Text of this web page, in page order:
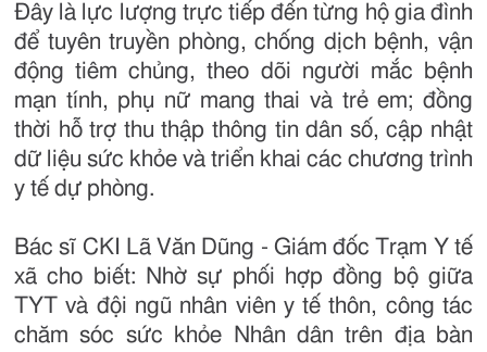
Đây là lực lượng trực tiếp đến từng hộ gia đình
để tuyên truyền phòng, chống dịch bệnh, vận
động tiêm chủng, theo dõi người mắc bệnh
mạn tính, phụ nữ mang thai và trẻ em; đồng
thời hỗ trợ thu thập thông tin dân số, cập nhật
dữ liệu sức khỏe và triển khai các chương trình
y tế dự phòng.
Bác sĩ CKI Lã Văn Dũng - Giám đốc Trạm Y tế
xã cho biết: Nhờ sự phối hợp đồng bộ giữa
TYT và đội ngũ nhân viên y tế thôn, công tác
chăm sóc sức khỏe Nhân dân trên địa bàn